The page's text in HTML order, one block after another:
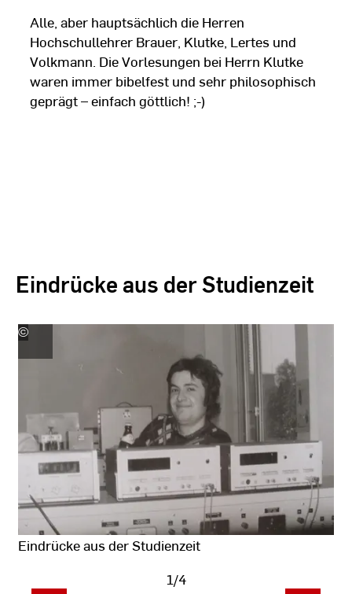
Alle, aber hauptsächlich die Herren
Hochschullehrer Brauer, Klutke, Lertes und
Volkmann. Die Vorlesungen bei Herrn Klutke
waren immer bibelfest und sehr philosophisch
geprägt – einfach göttlich! ;-)
Eindrücke aus der Studienzeit
©
Wilfried
Eindrücke aus der Studienzeit
1/4